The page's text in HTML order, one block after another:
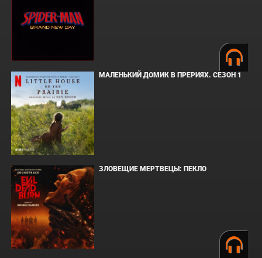
МАЛЕНЬКИЙ ДОМИК В ПРЕРИЯХ. СЕЗОН 1
ЗЛОВЕЩИЕ МЕРТВЕЦЫ: ПЕКЛО